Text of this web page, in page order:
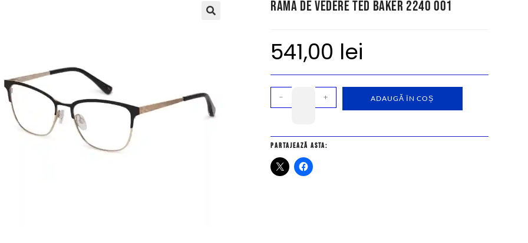
Rama de vedere Ted Baker 2240 001
541,00 lei
- + ADAUGĂ ÎN COȘ
Partajează asta: